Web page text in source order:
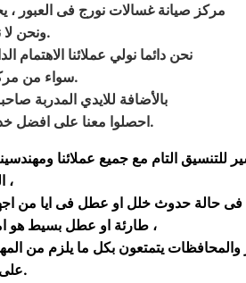
مركز صيانة غسالات نورج فى العبور
ونحن لا ندخر جهدا كي نلبي جميع طلبات الصيانه لغسالات نورج.
نحن دائما نولي عملائنا
سواء من مركز الصيانة لغسالات نورج المعتمد بمصر او من منزل العميل.
بالأضافة للايدي المدربة
احصلوا معنا على افضل خدمة للغسالات في مصر من خلال رقم مركز صيانة نورج المعتمد في مصر.
التام مع جميع عملائنا
اليوم من خدمة عملاء صيانة نورج فى مصر ،
فى حالة حدوث خلل او عطل فى ايا من
طارئة او عطل بسيط هو امر نقدره تمام ونقدم لك الحلول الممكنة والمساعدة قدر المستطاع ،
والمحافظات يتمتعون بكل ما يلزم من
.